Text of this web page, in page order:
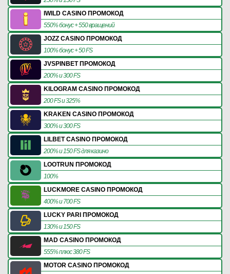
IWILD CASINO ПРОМОКОД
550% бонус + 550 вращений
JOZZ CASINO ПРОМОКОД
100% бонус + 50 FS
JVSPINBET ПРОМОКОД
200% и 300 FS
KILOGRAM CASINO ПРОМОКОД
200 FS и 325%
KRAKEN CASINO ПРОМОКОД
300% и 300 FS
LILBET CASINO ПРОМОКОД
200% и 150 FS для казино
LOOTRUN ПРОМОКОД
100%
LUCKMORE CASINO ПРОМОКОД
400% и 700 FS
LUCKY PARI ПРОМОКОД
130% и 150 FS
MAD CASINO ПРОМОКОД
555% плюс 380 FS
MOTOR CASINO ПРОМОКОД